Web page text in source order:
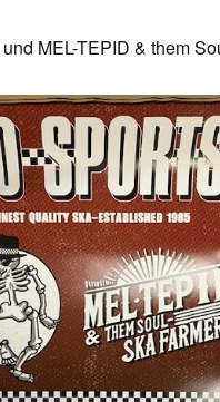
MEL-TEPID & them